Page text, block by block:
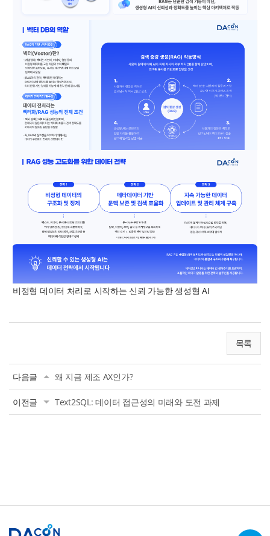
비정형 데이터 처리로 시작하는 신뢰 가능한 생성형 AI
목록
다음글 왜 지금 제조 AX인가?
이전글 Text2SQL: 데이터 접근성의 미래와 도전 과제